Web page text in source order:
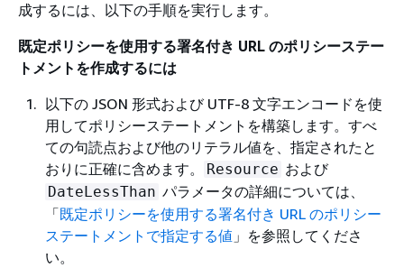
成するには、以下の手順を実行します。
既定ポリシーを使用する署名付き URL のポリシーステー
トメントを作成するには
以下の JSON 形式および UTF-8 文字エンコードを使
用してポリシーステートメントを構築します。すべ
ての句読点および他のリテラル値を、指定されたと
おりに正確に含めます。
Resource および
DateLessThan パラメータの詳細については、
「既定ポリシーを使用する署名付き URL のポリシー
ステートメントで指定する値 」を参照してくださ
い。